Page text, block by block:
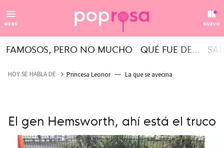
MENÚ NUEVO
FAMOSOS, PERO NO MUCHO QUÉ FUE DE...
HOY SE HABLA DE Princesa Leonor La que se avecina
El gen Hemsworth, ahí está el truco